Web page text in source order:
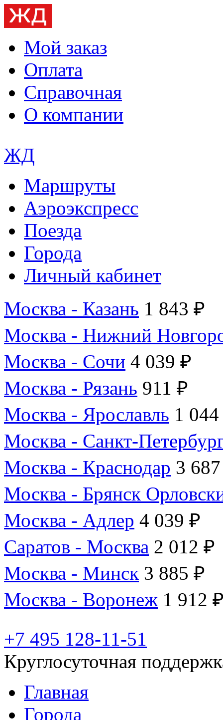
Мой заказ
Оплата
Справочная
О компании
ЖД
Маршруты
Аэроэкспресс
Поезда
Города
Личный кабинет
Москва - Казань 1 843 ₽
Москва - Нижний
Москва - Сочи 4 039 ₽
Москва - Рязань 911 ₽
Москва - Ярославль 1
Москва - Санкт-
Москва - Краснодар 3
Москва - Брянск
Москва - Адлер 4 039 ₽
Саратов - Москва 2 012 ₽
Москва - Минск 3 885 ₽
Москва - Воронеж 1 912
+7 495 128-11-51
Круглосуточная
Главная
Города